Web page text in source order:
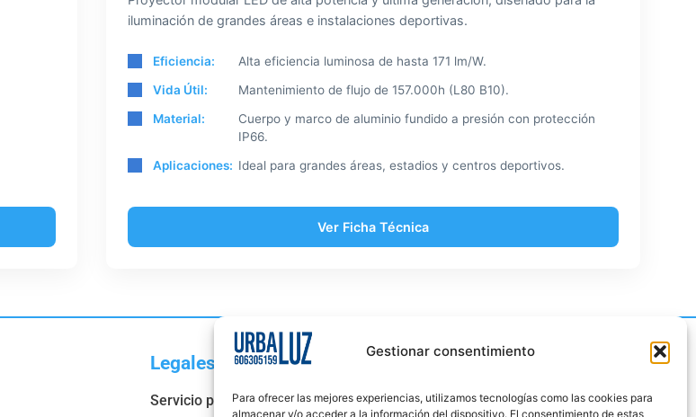
Gestionar consentimiento
Para ofrecer las mejores experiencias, utilizamos tecnologías como las cookies para
almacenar y/o acceder a la información del dispositivo. El consentimiento de estas
iluminación de grandes áreas e instalaciones deportivas.
Eficiencia:
Alta eficiencia luminosa de hasta 171 lm/W.
Vida Útil:
Mantenimiento de flujo de 157.000h (L80 B10).
Material:
Cuerpo y marco de aluminio fundido a presión con protección
IP66.
Aplicaciones: Ideal para grandes áreas, estadios y centros deportivos.
Ver Ficha Técnica
Legales
Servicio post venta y garantía
Contáctanos
Info@urbaluz.com